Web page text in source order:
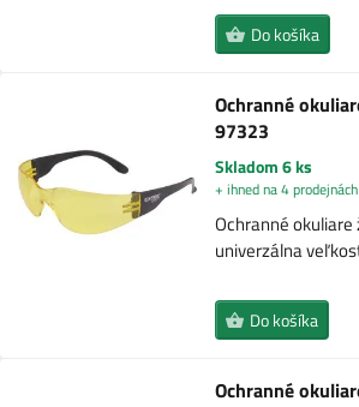
Do košíka
Ochranné
97323
Skladom 6 ks
+ ihned na 4 prodejnách
Ochranné
univerzálna
Do košíka
Ochranné